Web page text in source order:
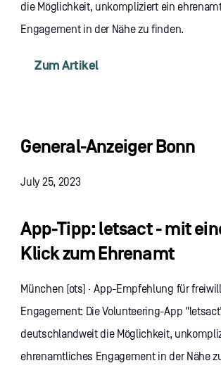
die Möglichkeit, unkompliziert ein
Engagement in der Nähe zu finden.
Zum Artikel
General-Anzeiger Bonn
July 25, 2023
App-Tipp: letsact - mit
Klick zum Ehrenamt
München (ots) · App-Empfehlung für
Engagement: Die Volunteering-App
deutschlandweit die Möglichkeit,
ehrenamtliches Engagement in der Nähe